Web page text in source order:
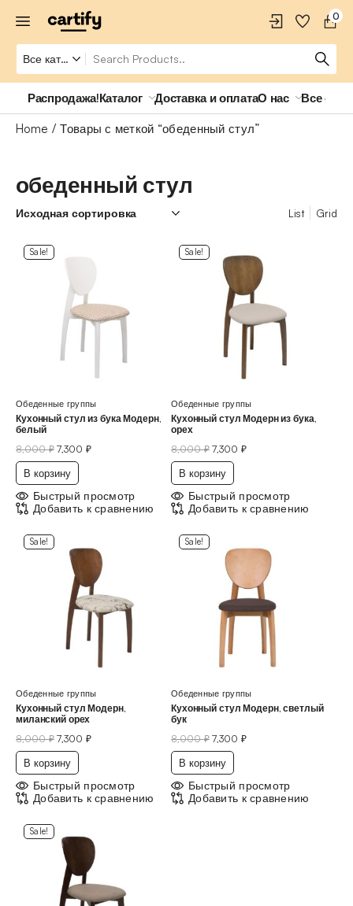
0
Распродажа!Каталог Доставка и оплатаО нас Все о
Home Товары с меткой “обеденный стул”
обеденный стул
List Grid
Sale!
Обеденные группы
Кухонный стул из бука Модерн,
белый
8,000₽ 7,300 ₽
В корзину
Быстрый просмотр
Добавить к сравнению
Sale!
Обеденные группы
Кухонный стул Модерн из бука,
орех
8,000₽ 7,300 ₽
В корзину
Быстрый просмотр
Добавить к сравнению
Sale!
Обеденные группы
Кухонный стул Модерн,
миланский орех
8,000₽ 7,300 ₽
В корзину
Быстрый просмотр
Добавить к сравнению
Sale!
Обеденные группы
Кухонный стул Модерн, светлый
бук
8,000₽ 7,300 ₽
В корзину
Быстрый просмотр
Добавить к сравнению
Sale!